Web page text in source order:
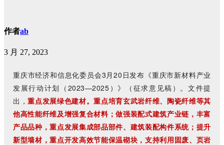
作者ab
3 月 27, 2023
重庆市经济和信息化委员会3月20日发布《重庆市新材料产业
发展行动计划（2023—2025）》（征求意见稿）。文件提
出，重点发展绿色建材。重点培育玄武岩纤维、陶瓷纤维等其
他高性能纤维及增强复合材料；做强装配式建筑产业链，丰富
产品品种，重点发展集成部品部件、建筑装配构件系统；提升
新型墙材，重点开发高效节能保温砌块，支持利用固废、页岩